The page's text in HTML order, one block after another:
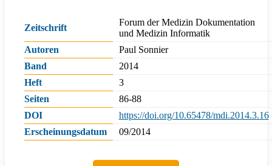
Zeitschrift
Forum der Medizin Dokumentation
und Medizin Informatik
Autoren
Paul Sonnier
Band
2014
Heft
3
Seiten
86-88
DOI
https://doi.org/10.65478/mdi.2014.3.16
Erscheinungsdatum
09/2014